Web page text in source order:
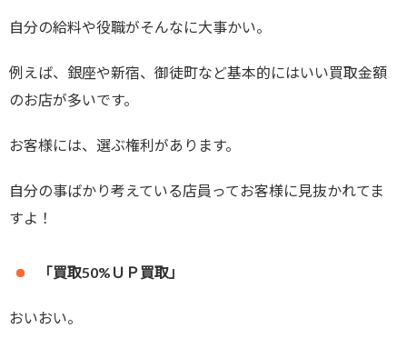
自分の給料や役職がそんなに大事かい。
例えば、銀座や新宿、御徒町など基本的にはいい買取金額
のお店が多いです。
お客様には、選ぶ権利があります。
自分の事ばかり考えている店員ってお客様に見抜かれてま
すよ！
「買取50%ＵＰ買取」
おいおい。